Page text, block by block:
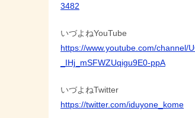
3482
いづよねYouTube
https://www.youtube.com/channel/
_IHj_mSFWZUqigu9E0-ppA
いづよねTwitter
https://twitter.com/iduyone_kome